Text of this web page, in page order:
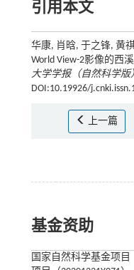
引用本文
华康, 肖晗, 于之锋, 黄
World View-2影像的西
大学学报（自然科学版
DOI:10.19926/
上一篇
基金资助
国家自然科学基金项目